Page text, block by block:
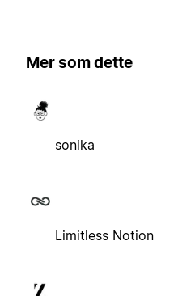
Mer som dette
sonika
Limitless Notion